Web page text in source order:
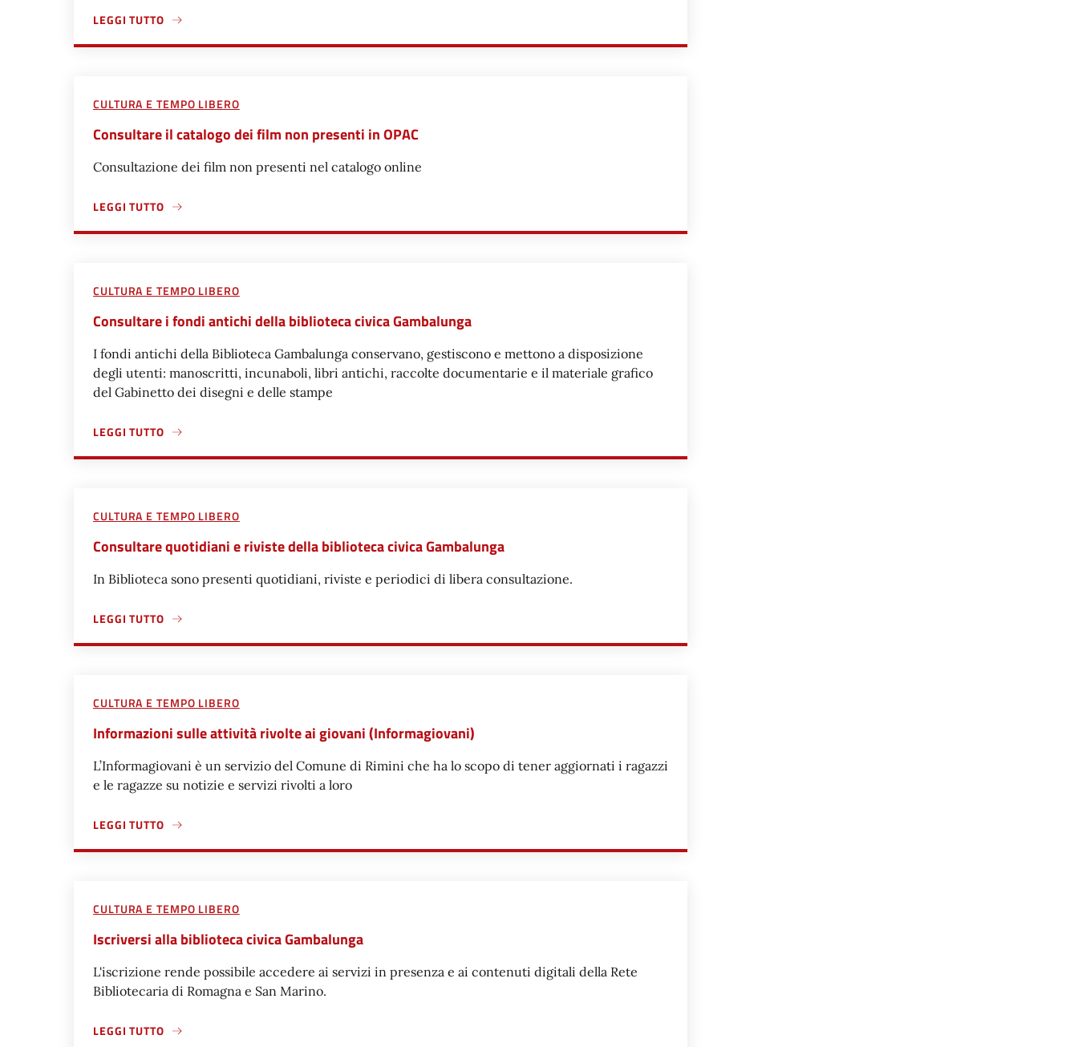
LEGGI TUTTO
A PROPOSITO DI CONSULTARE LA BIBLIOTECA DEI MUSEI COMUNALI
CULTURA E TEMPO LIBERO
Consultare il catalogo dei film non presenti in OPAC
Consultazione dei film non presenti nel catalogo online
LEGGI TUTTO
A PROPOSITO DI CONSULTARE IL CATALOGO DEI FILM NON PRESENTI IN OPAC
CULTURA E TEMPO LIBERO
Consultare i fondi antichi della biblioteca civica Gambalunga
I fondi antichi della Biblioteca Gambalunga conservano, gestiscono e mettono a disposizione
degli utenti: manoscritti, incunaboli, libri antichi, raccolte documentarie e il materiale grafico
del Gabinetto dei disegni e delle stampe
LEGGI TUTTO
A PROPOSITO DI CONSULTARE I FONDI ANTICHI DELLA BIBLIOTECA CIVICA GAMBALUNGA
CULTURA E TEMPO LIBERO
Consultare quotidiani e riviste della biblioteca civica Gambalunga
In Biblioteca sono presenti quotidiani, riviste e periodici di libera consultazione.
LEGGI TUTTO
A PROPOSITO DI CONSULTARE QUOTIDIANI E RIVISTE DELLA BIBLIOTECA CIVICA GAMBALUNGA
CULTURA E TEMPO LIBERO
Informazioni sulle attività rivolte ai giovani (Informagiovani)
L’Informagiovani è un servizio del Comune di Rimini che ha lo scopo di tener aggiornati i ragazzi
e le ragazze su notizie e servizi rivolti a loro
LEGGI TUTTO
A PROPOSITO DI INFORMAZIONI SULLE ATTIVITÀ RIVOLTE AI GIOVANI (INFORMAGIOVANI)
CULTURA E TEMPO LIBERO
Iscriversi alla biblioteca civica Gambalunga
L'iscrizione rende possibile accedere ai servizi in presenza e ai contenuti digitali della Rete
Bibliotecaria di Romagna e San Marino.
LEGGI TUTTO
A PROPOSITO DI ISCRIVERSI ALLA BIBLIOTECA CIVICA GAMBALUNGA